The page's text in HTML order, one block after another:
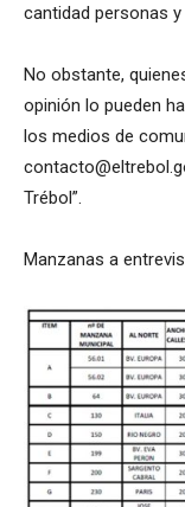
cantidad personas
No obstante,
opinión lo pueden
los medios de
Trébol”.
Manzanas a